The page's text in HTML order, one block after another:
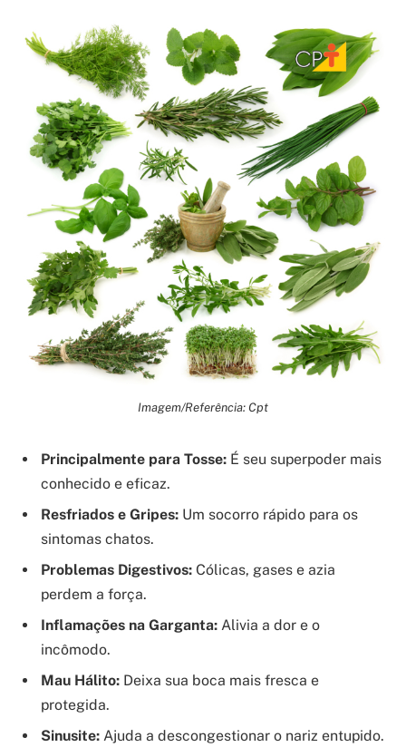
Imagem/Referência: Cpt
Principalmente para Tosse: É seu superpoder mais
conhecido e eficaz.
Resfriados e Gripes: Um socorro rápido para os
sintomas chatos.
Problemas Digestivos: Cólicas, gases e azia
perdem a força.
Inflamações na Garganta: Alivia a dor e o
incômodo.
Mau Hálito: Deixa sua boca mais fresca e
protegida.
Sinusite: Ajuda a descongestionar o nariz entupido.